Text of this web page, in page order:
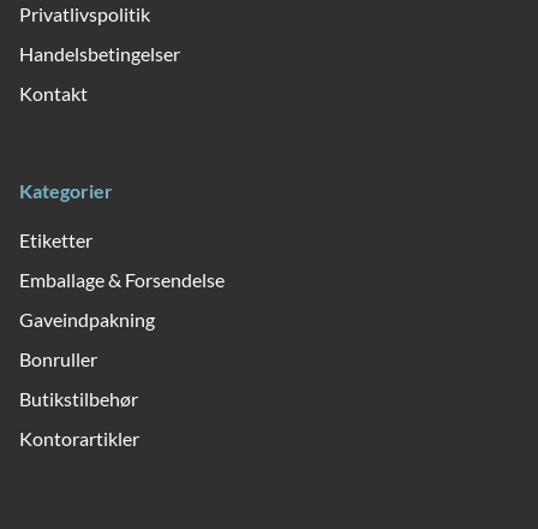
Privatlivspolitik
Handelsbetingelser
Kontakt
Kategorier
Etiketter
Emballage & Forsendelse
Gaveindpakning
Bonruller
Butikstilbehør
Kontorartikler